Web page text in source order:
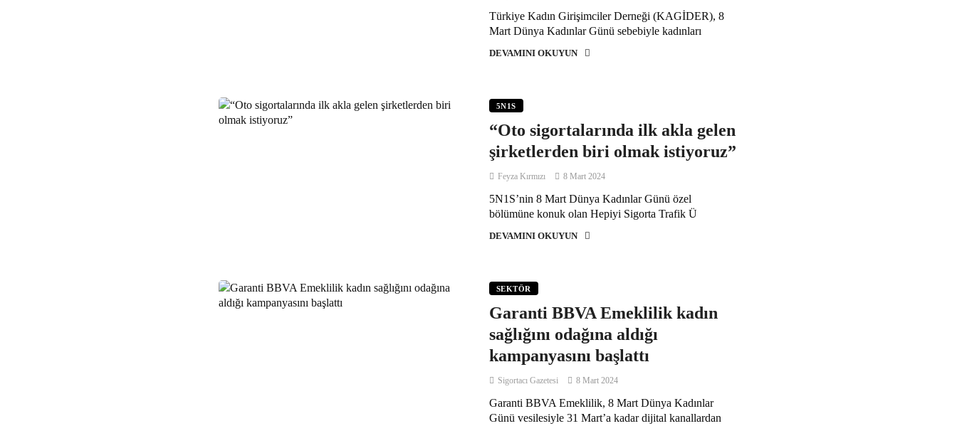
Türkiye Kadın Girişimciler Derneği (KAGİDER), 8
Mart Dünya Kadınlar Günü sebebiyle kadınları
DEVAMINI OKUYUN
5N1S
“Oto sigortalarında ilk akla gelen
şirketlerden biri olmak istiyoruz”
Feyza Kırmızı 8 Mart 2024
5N1S’nin 8 Mart Dünya Kadınlar Günü özel
bölümüne konuk olan Hepiyi Sigorta Trafik Ü
DEVAMINI OKUYUN
SEKTÖR
Garanti BBVA Emeklilik kadın
sağlığını odağına aldığı
kampanyasını başlattı
Sigortacı Gazetesi 8 Mart 2024
Garanti BBVA Emeklilik, 8 Mart Dünya Kadınlar
Günü vesilesiyle 31 Mart’a kadar dijital kanallardan